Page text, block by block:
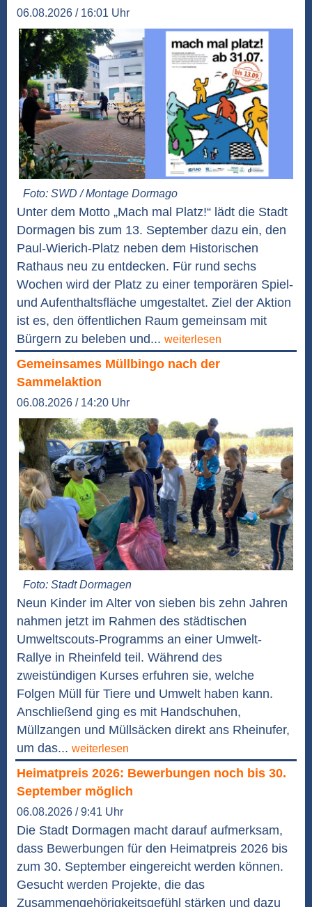
06.08.2026 / 16:01 Uhr
Foto: SWD / Montage Dormago
Unter dem Motto „Mach mal Platz!“ lädt die Stadt
Dormagen bis zum 13. September dazu ein, den
Paul-Wierich-Platz neben dem Historischen
Rathaus neu zu entdecken. Für rund sechs
Wochen wird der Platz zu einer temporären Spiel-
und Aufenthaltsfläche umgestaltet. Ziel der Aktion
ist es, den öffentlichen Raum gemeinsam mit
Bürgern zu beleben und... weiterlesen
Gemeinsames Müllbingo nach der
Sammelaktion
06.08.2026 / 14:20 Uhr
Foto: Stadt Dormagen
Neun Kinder im Alter von sieben bis zehn Jahren
nahmen jetzt im Rahmen des städtischen
Umweltscouts-Programms an einer Umwelt-
Rallye in Rheinfeld teil. Während des
zweistündigen Kurses erfuhren sie, welche
Folgen Müll für Tiere und Umwelt haben kann.
Anschließend ging es mit Handschuhen,
Müllzangen und Müllsäcken direkt ans Rheinufer,
um das... weiterlesen
Heimatpreis 2026: Bewerbungen noch bis 30.
September möglich
06.08.2026 / 9:41 Uhr
Die Stadt Dormagen macht darauf aufmerksam,
dass Bewerbungen für den Heimatpreis 2026 bis
zum 30. September eingereicht werden können.
Gesucht werden Projekte, die das
Zusammengehörigkeitsgefühl stärken und dazu